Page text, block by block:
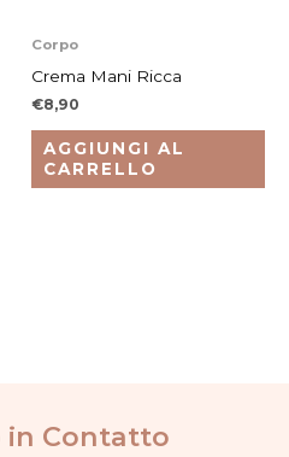
Corpo
Crema Mani Ricca
€8,90
AGGIUNGI AL
CARRELLO
in Contatto